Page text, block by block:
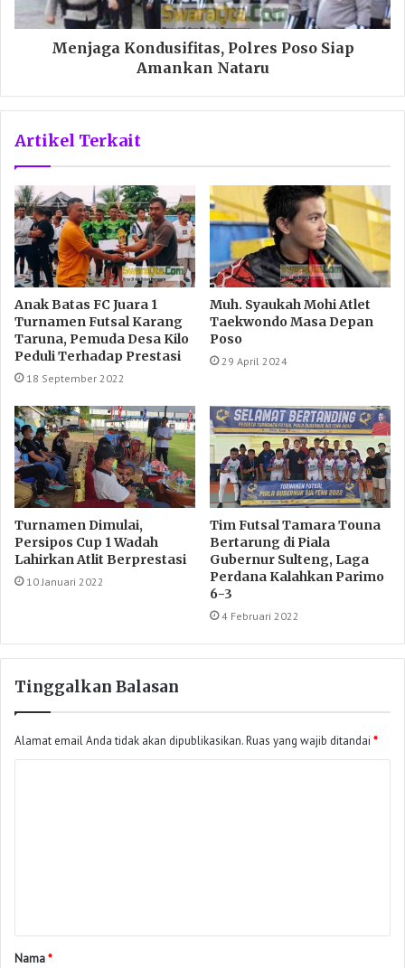
Menjaga Kondusifitas, Polres Poso Siap
Amankan Nataru
Artikel Terkait
Anak Batas FC Juara 1
Turnamen Futsal Karang
Taruna, Pemuda Desa Kilo
Peduli Terhadap Prestasi
18 September 2022
Muh. Syaukah Mohi Atlet
Taekwondo Masa Depan
Poso
29 April 2024
Turnamen Dimulai,
Persipos Cup 1 Wadah
Lahirkan Atlit Berprestasi
10 Januari 2022
Tim Futsal Tamara Touna
Bertarung di Piala
Gubernur Sulteng, Laga
Perdana Kalahkan Parimo
6-3
4 Februari 2022
Tinggalkan Balasan
Alamat email Anda tidak akan dipublikasikan.Ruas yang wajib ditandai *
Nama*